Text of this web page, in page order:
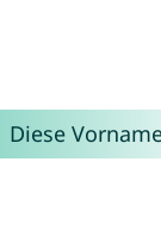
Diese